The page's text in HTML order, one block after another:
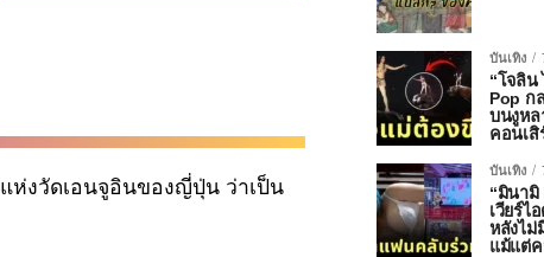
แห่งวัดเอนจูอินของญี่ปุ่น ว่าเป็น
บันเทิง
“โจลิน
Pop ก
บนงูหล
คอนเสิ
บันเทิง
“มินามิ
เวียร์ไ
หลังไม่
แม้แต่ค